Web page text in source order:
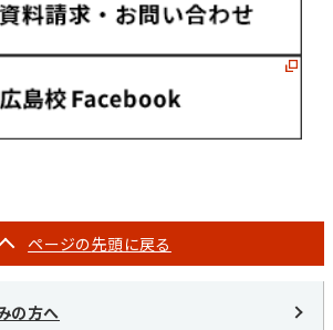
ページの先頭に戻る
の方へ